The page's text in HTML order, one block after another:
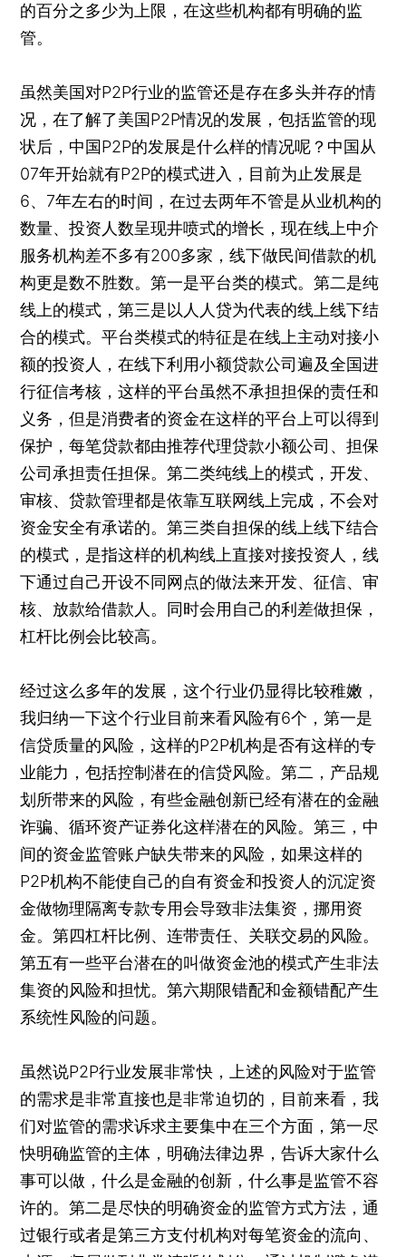
的百分之多少为上限，在这些机构都有明确的监
管。
虽然美国对P2P行业的监管还是存在多头并存的情
况，在了解了美国P2P情况的发展，包括监管的现
状后，中国P2P的发展是什么样的情况呢？中国从
07年开始就有P2P的模式进入，目前为止发展是
6、7年左右的时间，在过去两年不管是从业机构的
数量、投资人数呈现井喷式的增长，现在线上中介
服务机构差不多有200多家，线下做民间借款的机
构更是数不胜数。第一是平台类的模式。第二是纯
线上的模式，第三是以人人贷为代表的线上线下结
合的模式。平台类模式的特征是在线上主动对接小
额的投资人，在线下利用小额贷款公司遍及全国进
行征信考核，这样的平台虽然不承担担保的责任和
义务，但是消费者的资金在这样的平台上可以得到
保护，每笔贷款都由推荐代理贷款小额公司、担保
公司承担责任担保。第二类纯线上的模式，开发、
审核、贷款管理都是依靠互联网线上完成，不会对
资金安全有承诺的。第三类自担保的线上线下结合
的模式，是指这样的机构线上直接对接投资人，线
下通过自己开设不同网点的做法来开发、征信、审
核、放款给借款人。同时会用自己的利差做担保，
杠杆比例会比较高。
经过这么多年的发展，这个行业仍显得比较稚嫩，
我归纳一下这个行业目前来看风险有6个，第一是
信贷质量的风险，这样的P2P机构是否有这样的专
业能力，包括控制潜在的信贷风险。第二，产品规
划所带来的风险，有些金融创新已经有潜在的金融
诈骗、循环资产证券化这样潜在的风险。第三，中
间的资金监管账户缺失带来的风险，如果这样的
P2P机构不能使自己的自有资金和投资人的沉淀资
金做物理隔离专款专用会导致非法集资，挪用资
金。第四杠杆比例、连带责任、关联交易的风险。
第五有一些平台潜在的叫做资金池的模式产生非法
集资的风险和担忧。第六期限错配和金额错配产生
系统性风险的问题。
虽然说P2P行业发展非常快，上述的风险对于监管
的需求是非常直接也是非常迫切的，目前来看，我
们对监管的需求诉求主要集中在三个方面，第一尽
快明确监管的主体，明确法律边界，告诉大家什么
事可以做，什么是金融的创新，什么事是监管不容
许的。第二是尽快的明确资金的监管方式方法，通
过银行或者是第三方支付机构对每笔资金的流向、